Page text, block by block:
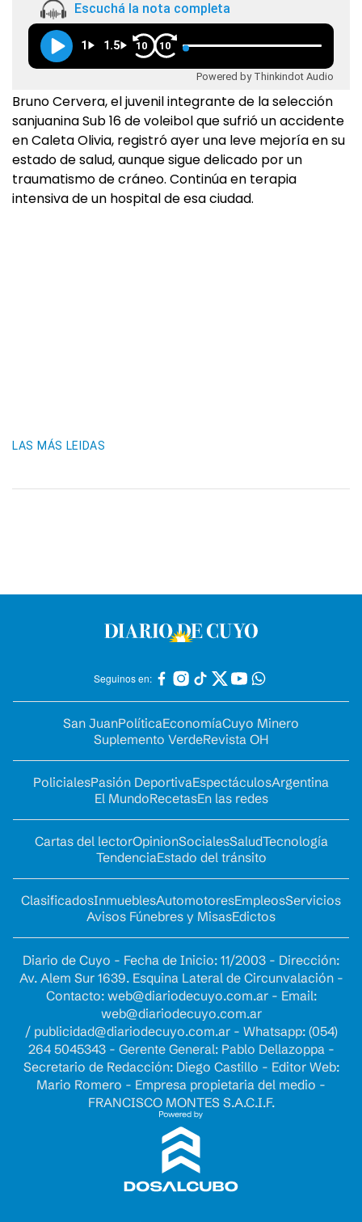
Escuchá la nota completa
1 1.5 10 10
Powered by Thinkindot Audio
Bruno Cervera, el juvenil integrante de la selección
sanjuanina Sub 16 de voleibol que sufrió un accidente
en Caleta Olivia, registró ayer una leve mejoría en su
estado de salud, aunque sigue delicado por un
traumatismo de cráneo. Continúa en terapia
intensiva de un hospital de esa ciudad.
LAS MÁS LEIDAS
Seguinos en:
San JuanPolíticaEconomíaCuyo Minero
Suplemento VerdeRevista OH
PolicialesPasión DeportivaEspectáculosArgentina
El MundoRecetasEn las redes
Cartas del lectorOpinionSocialesSaludTecnología
TendenciaEstado del tránsito
ClasificadosInmueblesAutomotoresEmpleosServicios
Avisos Fúnebres y MisasEdictos
Diario de Cuyo - Fecha de Inicio: 11/2003 - Dirección:
Av. Alem Sur 1639. Esquina Lateral de Circunvalación -
Contacto: web@diariodecuyo.com.ar- Email:
web@diariodecuyo.com.ar
/ publicidad@diariodecuyo.com.ar- Whatsapp: (054)
264 5045343 - Gerente General: Pablo Dellazoppa -
Secretario de Redacción: Diego Castillo - Editor Web:
Mario Romero - Empresa propietaria del medio -
FRANCISCO MONTES S.A.C.I.F.